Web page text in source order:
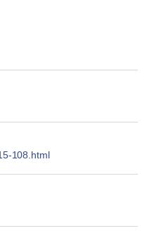
ル 大型 ビーチ アウトドアパ
ン サイトシート付 折りたたみ
イレテント 透けない【換気
納袋付き UVカット 防水 防災
108.html